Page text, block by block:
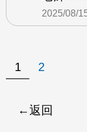
2025/08/
1 2
返回